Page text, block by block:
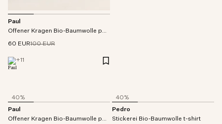
Paul
Offener Kragen Bio-Baumwolle polo
60 EUR100 EUR
+11
40%
Paul
Offener Kragen Bio-Baumwolle polo
40%
Pedro
Stickerei Bio-Baumwolle t-shirt